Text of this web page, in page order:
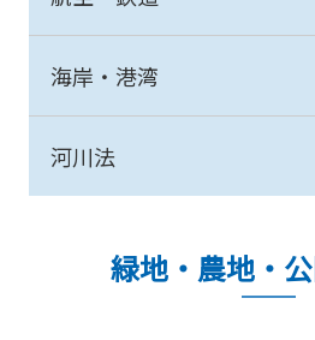
海岸・港湾
河川法
緑地・農地・